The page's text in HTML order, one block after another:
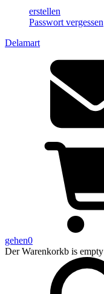
erstellen
Passwort vergessen
Delamart
gehen0
Der Warenkorkb is empty